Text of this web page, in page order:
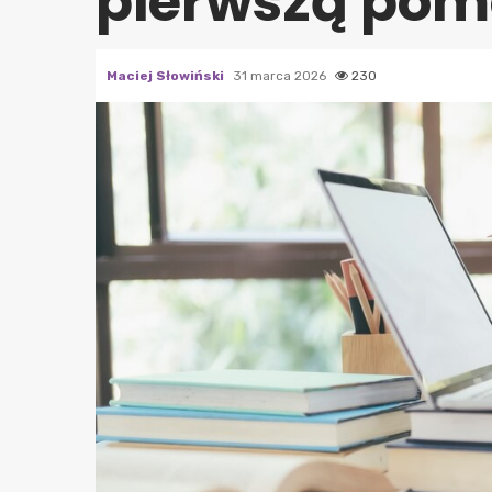
Maciej Słowiński 31 marca 2026 230